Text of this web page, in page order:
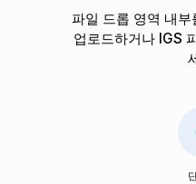
파일 드롭 영역 내
업로드하거나 IGS